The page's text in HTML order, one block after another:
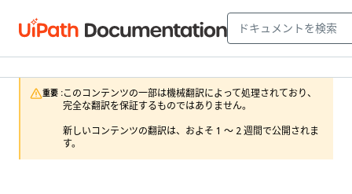
重要 :このコンテンツの一部は機械翻訳によって処理されており、
完全な翻訳を保証するものではありません。
新しいコンテンツの翻訳は、およそ 1 ～ 2 週間で公開されま
す。